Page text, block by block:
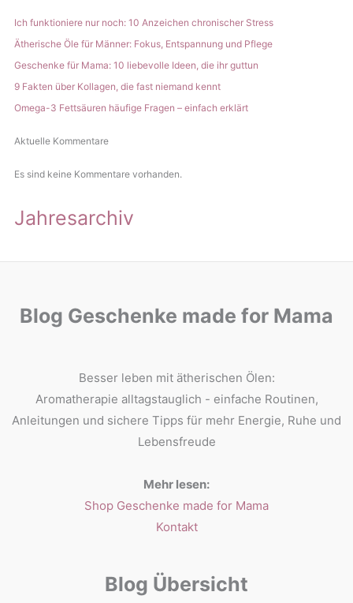
Ich funktioniere nur noch: 10 Anzeichen chronischer Stress
Ätherische Öle für Männer: Fokus, Entspannung und Pflege
Geschenke für Mama: 10 liebevolle Ideen, die ihr guttun
9 Fakten über Kollagen, die fast niemand kennt
Omega-3 Fettsäuren häufige Fragen – einfach erklärt
Aktuelle Kommentare
Es sind keine Kommentare vorhanden.
Jahresarchiv
Blog Geschenke made for Mama
Besser leben mit ätherischen Ölen:
Aromatherapie alltagstauglich - einfache Routinen,
Anleitungen und sichere Tipps für mehr Energie, Ruhe und
Lebensfreude
Mehr lesen:
Shop Geschenke made for Mama
Kontakt
Blog Übersicht